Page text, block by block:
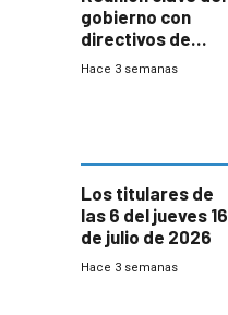
gobierno con
directivos de
Fábricas
Hace 3 semanas
Los titulares de
las 6 del jueves 16
de julio de 2026
Hace 3 semanas